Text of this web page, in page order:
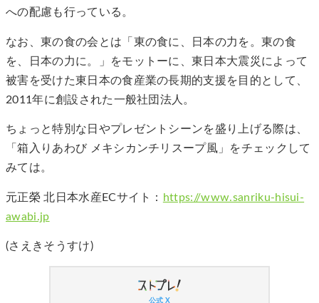
への配慮も行っている。
なお、東の食の会とは「東の食に、日本の力を。東の食
を、日本の力に。」をモットーに、東日本大震災によって
被害を受けた東日本の食産業の長期的支援を目的として、
2011年に創設された一般社団法人。
ちょっと特別な日やプレゼントシーンを盛り上げる際は、
「箱入りあわび メキシカンチリスープ風」をチェックして
みては。
元正榮 北日本水産ECサイト： https://www.sanriku-hisui-
awabi.jp
(さえきそうすけ)
公式 X